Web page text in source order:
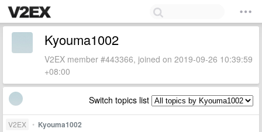
Kyouma1002
V2EX member #443366, joined on 2019-09-26 10:39:59
+08:00
Switch topics list
V2EX • Kyouma1002